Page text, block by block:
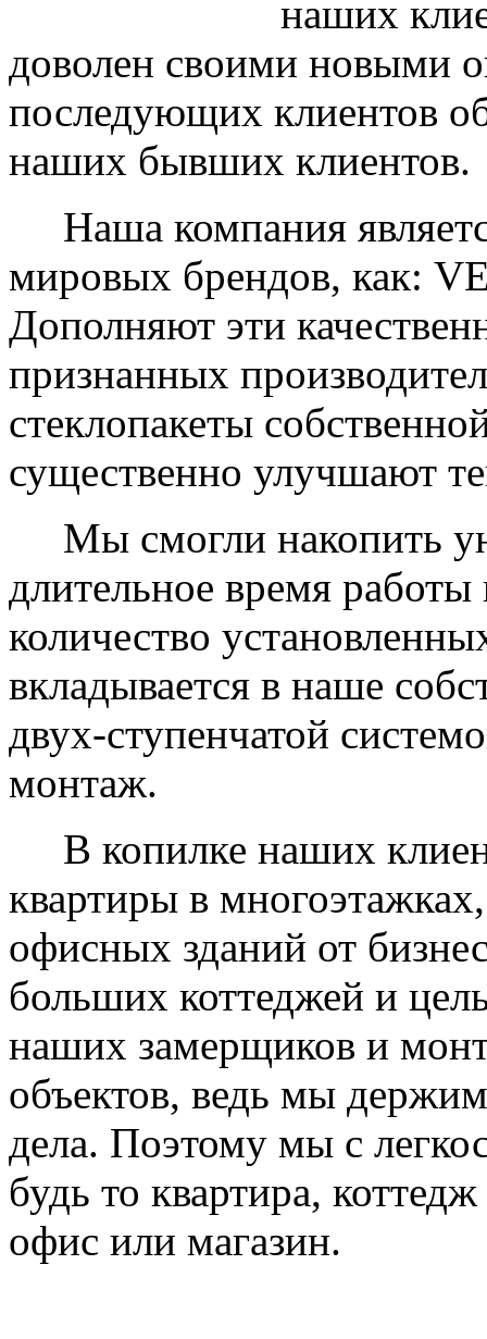
наших
доволен своими новыми
последующих клиентов
наших бывших клиентов.
Наша компания
мировых брендов, как:
Дополняют эти
признанных
стеклопакеты
существенно улучшают
Мы смогли накопить
длительное время
количество
вкладывается в наше
двух-ступенчатой
монтаж.
В копилке наших
квартиры в
офисных зданий от
больших коттеджей и
наших замерщиков и
объектов, ведь мы
дела. Поэтому мы с
будь то квартира,
офис или магазин.